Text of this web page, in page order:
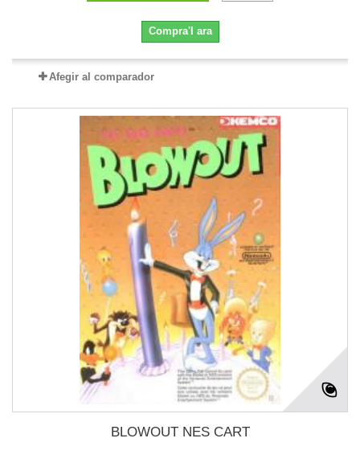
Compra'l ara
Afegir al comparador
BLOWOUT NES CART